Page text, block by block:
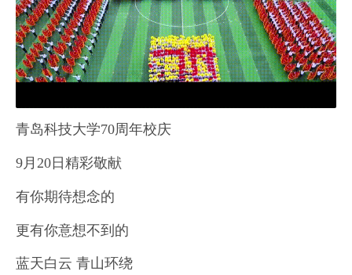
青岛科技大学70周年校庆
9月20日精彩敬献
有你期待想念的
更有你意想不到的
蓝天白云 青山环绕